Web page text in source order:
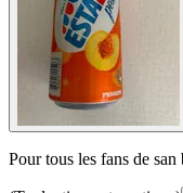
Pour tous les fans de